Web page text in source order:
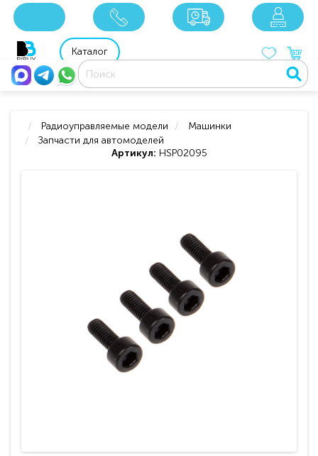
8 800 201 92 06
Каталог
Радиоуправляемые модели
Машинки
Запчасти для автомоделей
Артикул: HSP02095
xxx